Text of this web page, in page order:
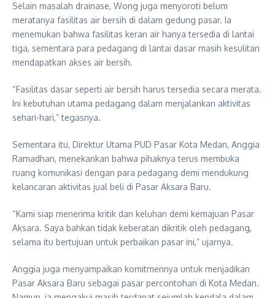
Selain masalah drainase, Wong juga menyoroti belum
meratanya fasilitas air bersih di dalam gedung pasar. Ia
menemukan bahwa fasilitas keran air hanya tersedia di lantai
tiga, sementara para pedagang di lantai dasar masih kesulitan
mendapatkan akses air bersih.
“Fasilitas dasar seperti air bersih harus tersedia secara merata.
Ini kebutuhan utama pedagang dalam menjalankan aktivitas
sehari-hari,” tegasnya.
Sementara itu, Direktur Utama PUD Pasar Kota Medan, Anggia
Ramadhan, menekankan bahwa pihaknya terus membuka
ruang komunikasi dengan para pedagang demi mendukung
kelancaran aktivitas jual beli di Pasar Aksara Baru.
“Kami siap menerima kritik dan keluhan demi kemajuan Pasar
Aksara. Saya bahkan tidak keberatan dikritik oleh pedagang,
selama itu bertujuan untuk perbaikan pasar ini,” ujarnya.
Anggia juga menyampaikan komitmennya untuk menjadikan
Pasar Aksara Baru sebagai pasar percontohan di Kota Medan.